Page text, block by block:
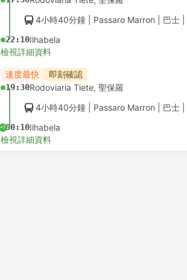
4小時40分鐘 | Passaro Marron 巴士
22:10Ilhabela
檢視詳細資料
速度最快 即刻確認
19:30Rodoviaria Tiete, 聖保羅
4小時40分鐘 | Passaro Marron 巴士
+100:10Ilhabela
檢視詳細資料